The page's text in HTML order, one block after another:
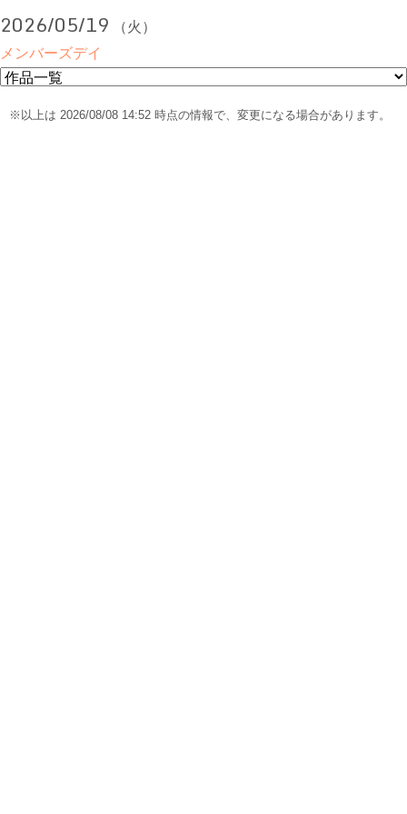
2026/05/19 （火）
メンバーズデイ
※以上は 2026/08/08 14:52 時点の情報で、変更になる場合があります。